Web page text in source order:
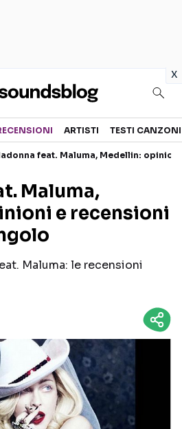
x
TESTI CANZONI
TOUR ED EVENTI
TALENT SHOW
sui social
ARTISTI TESTI CANZONI
feat. Maluma, Medellin:
Maluma,
e recensioni
Maluma: le recensioni